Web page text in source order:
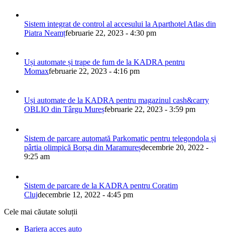
Sistem integrat de control al accesului la Aparthotel Atlas din
Piatra Neamțfebruarie 22, 2023 - 4:30 pm
Uși automate și trape de fum de la KADRA pentru
Momaxfebruarie 22, 2023 - 4:16 pm
Uși automate de la KADRA pentru magazinul cash&carry
OBLIO din Târgu Mureșfebruarie 22, 2023 - 3:59 pm
Sistem de parcare automată Parkomatic pentru telegondola și
pârtia olimpică Borșa din Maramureșdecembrie 20, 2022 -
9:25 am
Sistem de parcare de la KADRA pentru Coratim
Clujdecembrie 12, 2022 - 4:45 pm
Cele mai căutate soluții
Bariera acces auto